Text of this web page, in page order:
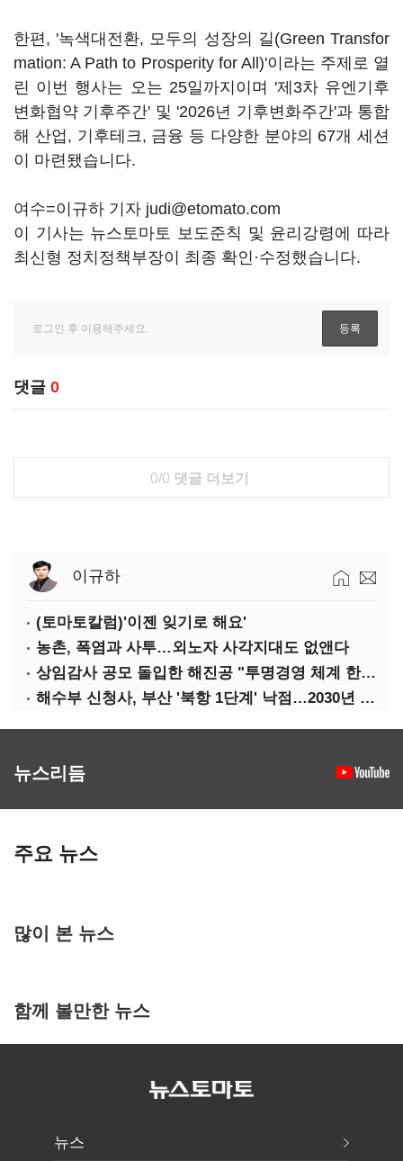
한편, '녹색대전환, 모두의 성장의 길(Green Transfor
mation: A Path to Prosperity for All)'이라는 주제로 열
린 이번 행사는 오는 25일까지이며 '제3차 유엔기후
변화협약 기후주간' 및 '2026년 기후변화주간'과 통합
해 산업, 기후테크, 금융 등 다양한 분야의 67개 세션
이 마련됐습니다.
여수=이규하 기자 judi@etomato.com
이 기사는 뉴스토마토 보도준칙 및 윤리강령에 따라
최신형 정치정책부장이 최종 확인·수정했습니다.
댓글 0
0/0 댓글 더보기
이규하
(토마토칼럼)'이젠 잊기로 해요'
농촌, 폭염과 사투…외노자 사각지대도 없앤다
상임감사 공모 돌입한 해진공 "투명경영 체계 한층 강화"
해수부 신청사, 부산 '북항 1단계' 낙점…2030년 완공 목표
뉴스리듬
주요 뉴스
많이 본 뉴스
함께 볼만한 뉴스
뉴스